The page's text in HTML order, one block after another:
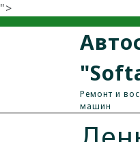
">
Ремонт и
машин